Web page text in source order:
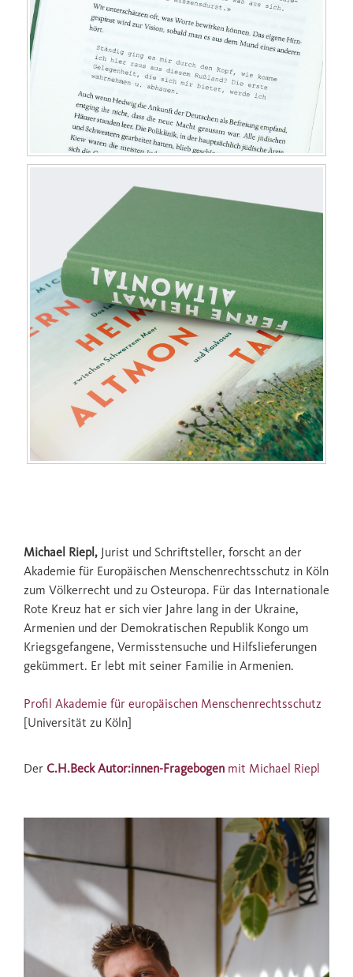
Michael Riepl, Jurist und Schriftsteller, forscht an der
Akademie für Europäischen Menschenrechtsschutz in Köln
zum Völkerrecht und zu Osteuropa. Für das Internationale
Rote Kreuz hat er sich vier Jahre lang in der Ukraine,
Armenien und der Demokratischen Republik Kongo um
Kriegsgefangene, Vermisstensuche und Hilfslieferungen
gekümmert. Er lebt mit seiner Familie in Armenien.
Profil Akademie für europäischen Menschenrechtsschutz
[Universität zu Köln]
Der C.H.Beck Autor:innen-Fragebogen mit Michael Riepl